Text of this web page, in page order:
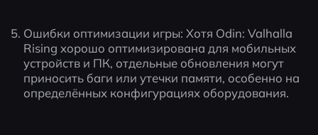
Ошибки оптимизации игры: Хотя Odin: Valhalla
Rising хорошо оптимизирована для мобильных
устройств и ПК, отдельные обновления могут
приносить баги или утечки памяти, особенно на
определённых конфигурациях оборудования.